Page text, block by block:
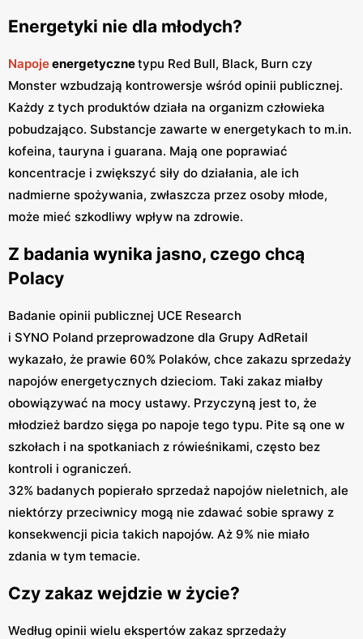
Energetyki nie dla młodych?
Napojeenergetycznetypu Red Bull, Black, Burn czy
Monster wzbudzają kontrowersje wśród opinii publicznej.
Każdy z tych produktów działa na organizm człowieka
pobudzająco. Substancje zawarte w energetykach to m.in.
kofeina, tauryna i guarana. Mają one poprawiać
koncentracje i zwiększyć siły do działania, ale ich
nadmierne spożywania, zwłaszcza przez osoby młode,
może mieć szkodliwy wpływ na zdrowie.
Z badania wynika jasno, czego chcą
Polacy
Badanie opinii publicznej UCE Research
i SYNO Poland przeprowadzone dla Grupy AdRetail
wykazało, że prawie 60% Polaków, chce zakazu sprzedaży
napojów energetycznych dzieciom. Taki zakaz miałby
obowiązywać na mocy ustawy. Przyczyną jest to, że
młodzież bardzo sięga po napoje tego typu. Pite są one w
szkołach i na spotkaniach z rówieśnikami, często bez
kontroli i ograniczeń.
32% badanych popierało sprzedaż napojów nieletnich, ale
niektórzy przeciwnicy mogą nie zdawać sobie sprawy z
konsekwencji picia takich napojów. Aż 9% nie miało
zdania w tym temacie.
Czy zakaz wejdzie w życie?
Według opinii wielu ekspertów zakaz sprzedaży